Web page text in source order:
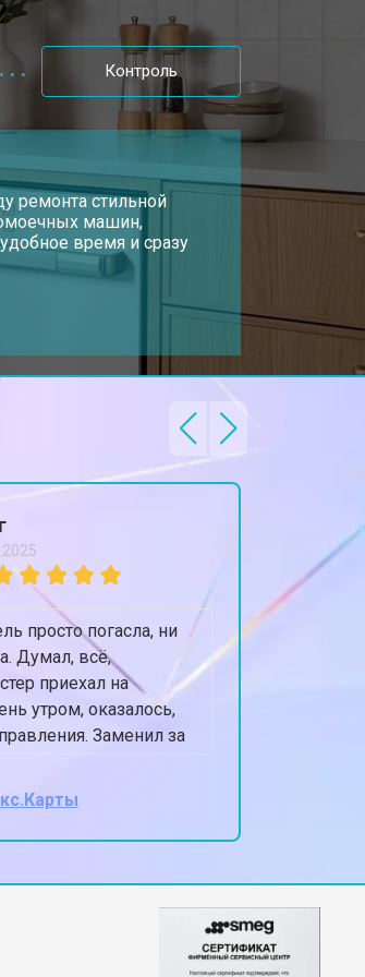
Заказать
Заказать
Заказать
Заказать
Заказать
Заказать
Контроль
ремонта стильной
машин,
время и сразу
просто погасла, ни
Думал, всё,
приехал на
утром, оказалось,
Заменил за
как и сказали по